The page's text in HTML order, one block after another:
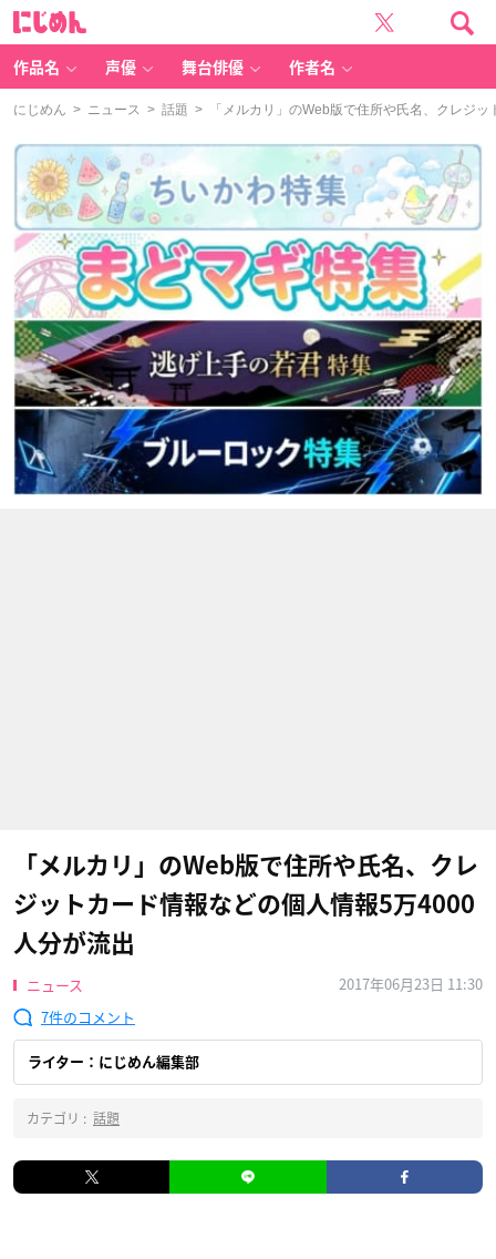
作品名 声優 舞台俳優 作者名
にじめん > ニュース > 話題 > 「メルカリ」のWeb版で住所や氏名、クレジ
「メルカリ」のWeb版で住所や氏名、クレ
ジットカード情報などの個人情報5万4000
人分が流出
ニュース
2017年06月23日 11:30
7
ライター：にじめん編集部
カテゴリ : 話題